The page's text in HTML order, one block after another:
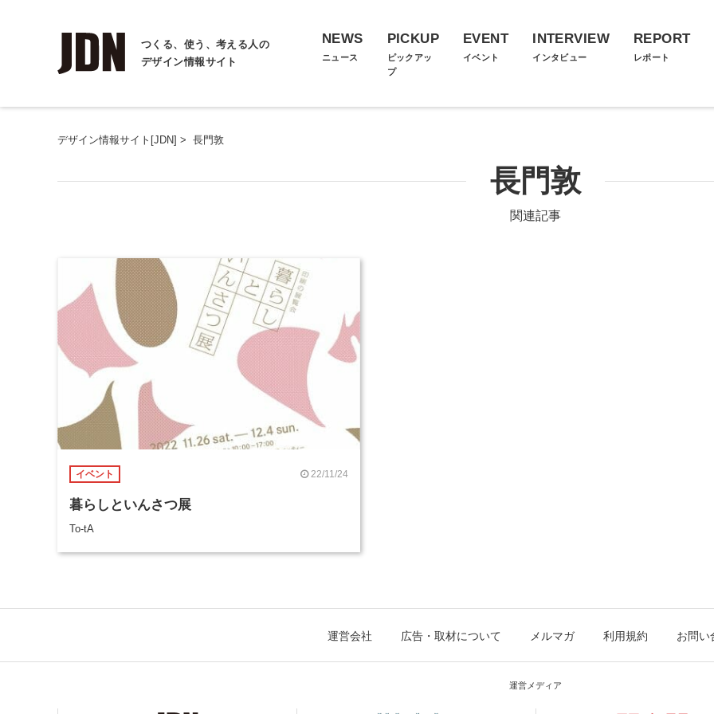
つくる、使う、考える人の
デザイン情報サイト
NEWS
ニュース
PICKUP
ピックアッ
プ
EVENT
イベント
INTERVIEW
インタビュー
REPORT
レポート
デザイン情報サイト[JDN] > 長門敦
長門敦
関連記事
イベント 22/11/24
暮らしといんさつ展
To-tA
運営会社 広告・取材について メルマガ 利用規約 お問い
運営メディア